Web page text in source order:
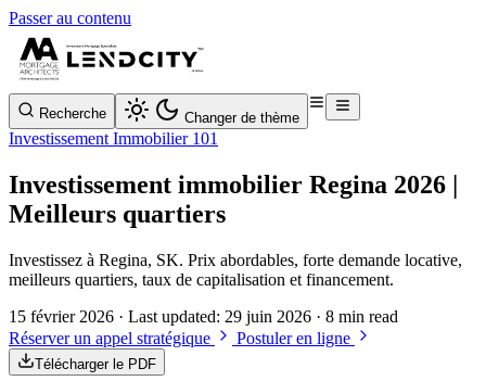
Passer au contenu
Recherche Changer de thème
Investissement Immobilier 101
Investissement immobilier Regina 2026 |
Meilleurs quartiers
Investissez à Regina, SK. Prix abordables, forte demande locative,
meilleurs quartiers, taux de capitalisation et financement.
15 février 2026 · Last updated: 29 juin 2026 · 8 min read
Réserver un appel stratégique
Postuler en ligne
Télécharger le PDF